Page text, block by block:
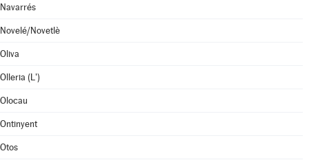
Navarrés
Novelé/Novetlè
Oliva
Olleria (L')
Olocau
Ontinyent
Otos